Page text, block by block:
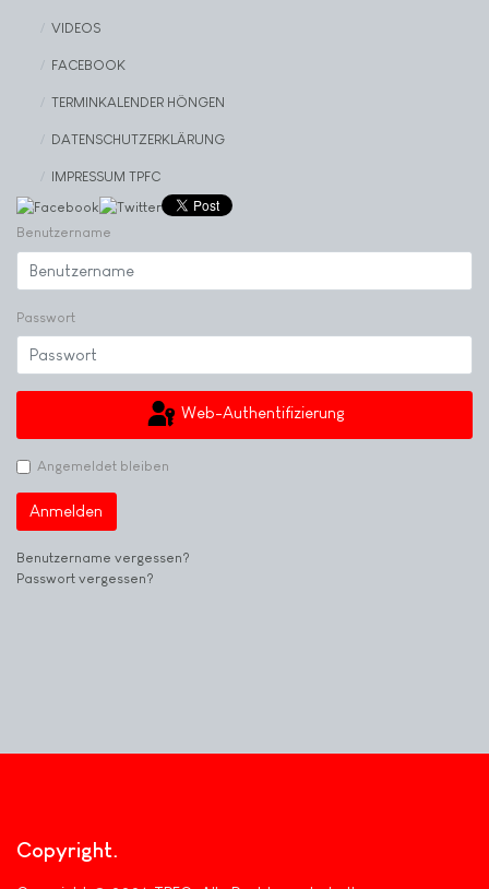
VIDEOS
FACEBOOK
TERMINKALENDER HÖNGEN
DATENSCHUTZERKLÄRUNG
IMPRESSUM TPFC
Benutzername
Passwort
Web-Authentifizierung
Angemeldet bleiben
Anmelden
Benutzername vergessen?
Passwort vergessen?
Copyright